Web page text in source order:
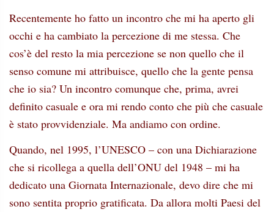
Recentemente ho fatto un incontro che mi ha aperto gli
occhi e ha cambiato la percezione di me stessa. Che
cos’è del resto la mia percezione se non quello che il
senso comune mi attribuisce, quello che la gente pensa
che io sia? Un incontro comunque che, prima, avrei
definito casuale e ora mi rendo conto che più che casuale
è stato provvidenziale. Ma andiamo con ordine.
Quando, nel 1995, l’UNESCO – con una Dichiarazione
che si ricollega a quella dell’ONU del 1948 – mi ha
dedicato una Giornata Internazionale, devo dire che mi
sono sentita proprio gratificata. Da allora molti Paesi del